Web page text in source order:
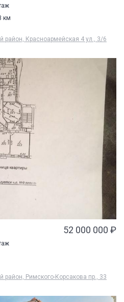
км
район, Красноармейская 4 ул., 3/6
52 000 000 ₽
район, Римского-Корсакова пр., 33